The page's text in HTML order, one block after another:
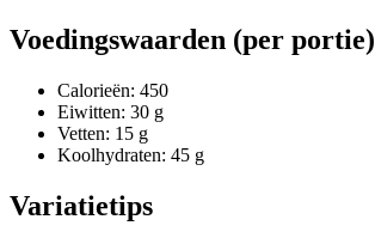
Voedingswaarden (per portie)
Calorieën: 450
Eiwitten: 30 g
Vetten: 15 g
Koolhydraten: 45 g
Variatietips